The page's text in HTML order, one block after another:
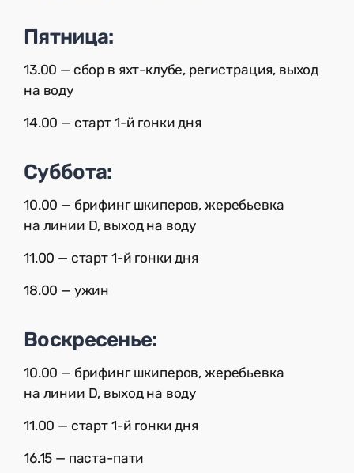
Пятница:
13.00 — сбор в яхт-клубе, регистрация, выход
на воду
14.00 — старт 1-й гонки дня
Суббота:
10.00 — брифинг шкиперов, жеребьевка
на линии D, выход на воду
11.00 — старт 1-й гонки дня
18.00 — ужин
Воскресенье:
10.00 — брифинг шкиперов, жеребьевка
на линии D, выход на воду
11.00 — старт 1-й гонки дня
16.15 — паста-пати